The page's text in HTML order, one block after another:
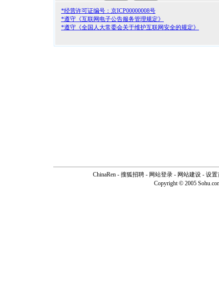
*经营许可证编号：京ICP00000008号
*遵守《互联网电子公告服务管理规定》
*遵守《全国人大常委会关于维护互联网安全的规定》
ChinaRen - 搜狐招聘 - 网站登录 - 网站建设 - 设置
Copyright © 2005